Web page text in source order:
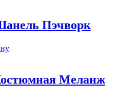
Пэчворк
Меланж